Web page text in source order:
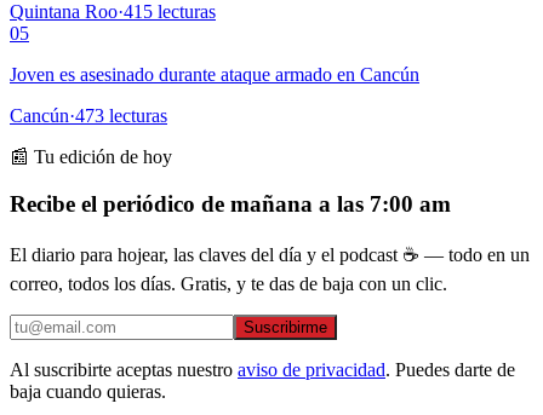
Quintana Roo·415 lecturas
05
Joven es asesinado durante ataque armado en Cancún
Cancún·473 lecturas
📰 Tu edición de hoy
Recibe el periódico de mañana a las 7:00 am
El diario para hojear, las claves del día y el podcast ☕ — todo en un
correo, todos los días. Gratis, y te das de baja con un clic.
Suscribirme
Al suscribirte aceptas nuestro aviso de privacidad. Puedes darte de
baja cuando quieras.